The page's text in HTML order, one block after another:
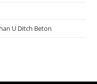
U Ditch Beton